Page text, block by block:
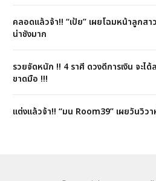
คลอดแล้วจ้า!! “เป้ย” เผยโฉมหน้าลูกส
น่าชังมาก
รวยจัดหนัก !! 4 ราศี ดวงดีการเงิน จะไ
ขาดมือ !!!
แต่งแล้วจ้า!! “มน Room39” เผยวันวิว